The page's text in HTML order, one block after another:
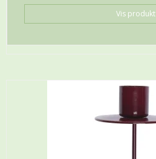
Vis produkt